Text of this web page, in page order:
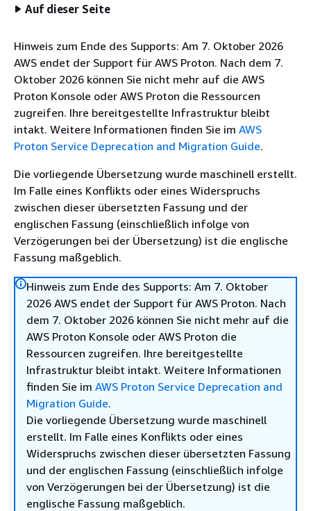
Auf dieser Seite
Hinweis zum Ende des Supports: Am 7. Oktober 2026
AWS endet der Support für AWS Proton. Nach dem 7.
Oktober 2026 können Sie nicht mehr auf die AWS
Proton Konsole oder AWS Proton die Ressourcen
zugreifen. Ihre bereitgestellte Infrastruktur bleibt
intakt. Weitere Informationen finden Sie im AWS
Proton Service Deprecation and Migration Guide.
Die vorliegende Übersetzung wurde maschinell erstellt.
Im Falle eines Konflikts oder eines Widerspruchs
zwischen dieser übersetzten Fassung und der
englischen Fassung (einschließlich infolge von
Verzögerungen bei der Übersetzung) ist die englische
Fassung maßgeblich.
Hinweis zum Ende des Supports: Am 7. Oktober
2026 AWS endet der Support für AWS Proton. Nach
dem 7. Oktober 2026 können Sie nicht mehr auf die
AWS Proton Konsole oder AWS Proton die
Ressourcen zugreifen. Ihre bereitgestellte
Infrastruktur bleibt intakt. Weitere Informationen
finden Sie im AWS Proton Service Deprecation and
Migration Guide.
Die vorliegende Übersetzung wurde maschinell
erstellt. Im Falle eines Konflikts oder eines
Widerspruchs zwischen dieser übersetzten Fassung
und der englischen Fassung (einschließlich infolge
von Verzögerungen bei der Übersetzung) ist die
englische Fassung maßgeblich.